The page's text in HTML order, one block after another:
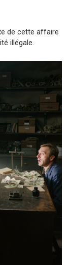
de cette affaire
illégale.